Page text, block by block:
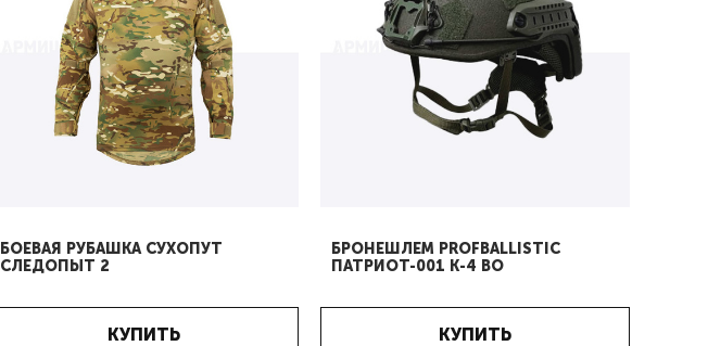
БОЕВАЯ РУБАШКА СУХОПУТ
СЛЕДОПЫТ 2
КУПИТЬ
БРОНЕШЛЕМ PROFBALLISTIC
ПАТРИОТ-001 К-4 ВО
КУПИТЬ